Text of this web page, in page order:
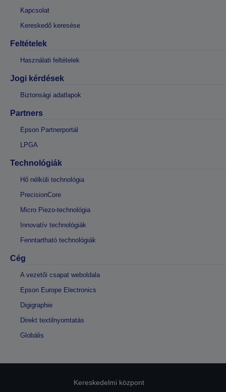
Kapcsolat
Kereskedő keresése
Feltételek
Használati feltételek
Jogi kérdések
Biztonsági adatlapok
Partners
Epson Partnerportál
LPGA
Technológiák
Hő nélküli technológia
PrecisionCore
Micro Piezo-technológia
Innovatív technológiák
Fenntartható technológiák
Cég
A vezetői csapat weboldala
Epson Europe Electronics
Digigraphie
Direkt textilnyomtatás
Globális
Kereskedelmi központ